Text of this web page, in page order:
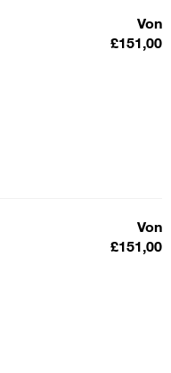
Von
£151,00
Von
£151,00